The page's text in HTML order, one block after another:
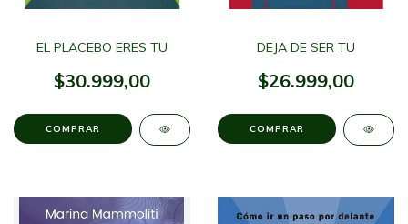
EL PLACEBO ERES TU
$30.999,00
DEJA DE SER TU
$26.999,00